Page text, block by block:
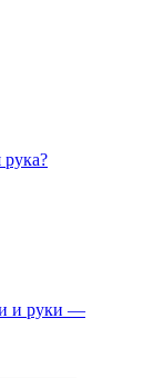
рука?
и руки —